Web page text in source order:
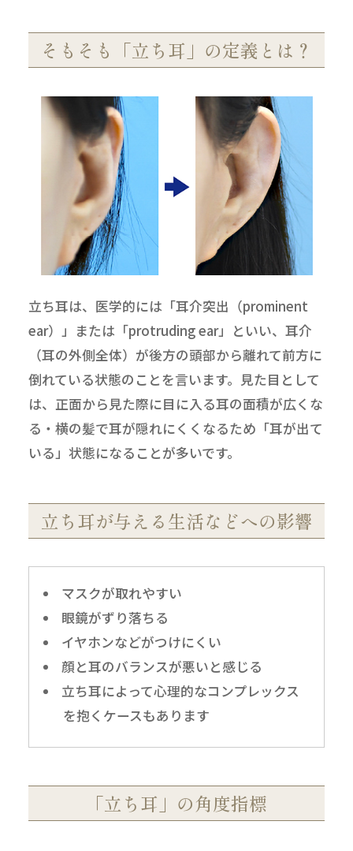
そもそも「立ち耳」の定義とは？
立ち耳は、医学的には「耳介突出（prominent
ear）」または「protruding ear」といい、耳介
（耳の外側全体）が後方の頭部から離れて前方に
倒れている状態のことを言います。見た目として
は、正面から見た際に目に入る耳の面積が広くな
る・横の髪で耳が隠れにくくなるため「耳が出て
いる」状態になることが多いです。
立ち耳が与える生活などへの影響
マスクが取れやすい
眼鏡がずり落ちる
イヤホンなどがつけにくい
顔と耳のバランスが悪いと感じる
立ち耳によって心理的なコンプレックス
を抱くケースもあります
「立ち耳」の角度指標